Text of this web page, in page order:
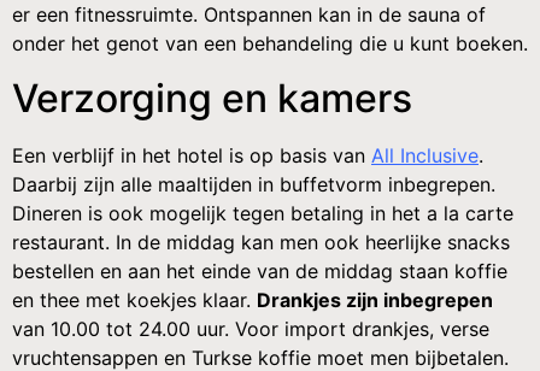
er een fitnessruimte. Ontspannen kan in de sauna of
onder het genot van een behandeling die u kunt boeken.
Verzorging en kamers
Een verblijf in het hotel is op basis van All Inclusive.
Daarbij zijn alle maaltijden in buffetvorm inbegrepen.
Dineren is ook mogelijk tegen betaling in het a la carte
restaurant. In de middag kan men ook heerlijke snacks
bestellen en aan het einde van de middag staan koffie
en thee met koekjes klaar. Drankjes zijn inbegrepen
van 10.00 tot 24.00 uur. Voor import drankjes, verse
vruchtensappen en Turkse koffie moet men bijbetalen.